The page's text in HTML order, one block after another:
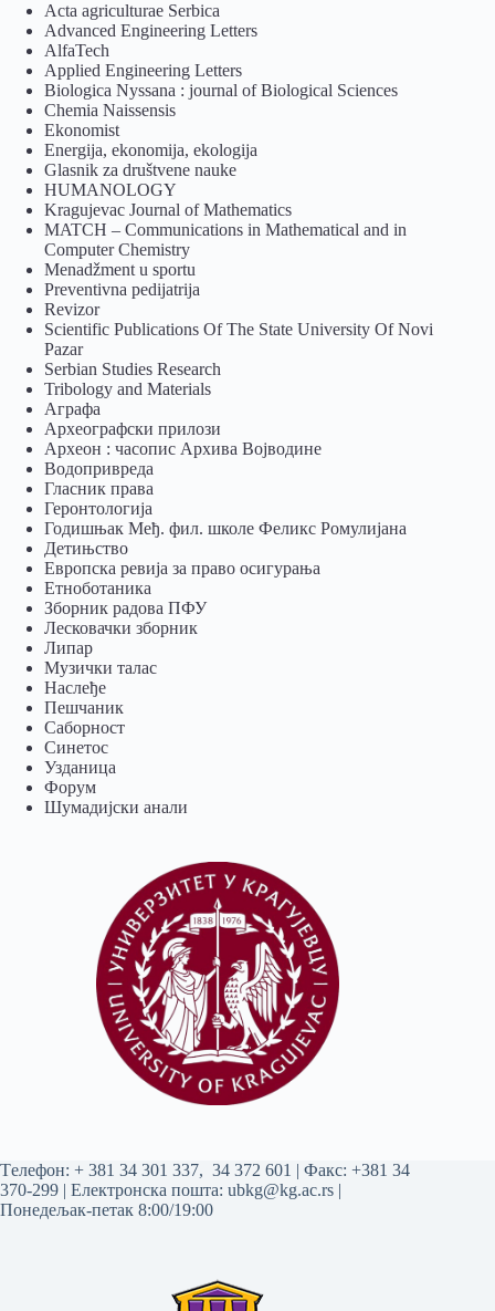
Acta agriculturae Serbica
Advanced Engineering Letters
AlfaTech
Applied Engineering Letters
Biologica Nyssana : journal of Biological Sciences
Chemia Naissensis
Ekonomist
Energija, ekonomija, ekologija
Glasnik za društvene nauke
HUMANOLOGY
Kragujevac Journal of Mathematics
MATCH – Communications in Mathematical and in
Computer Chemistry
Menadžment u sportu
Preventivna pedijatrija
Revizor
Scientific Publications Of The State University Of Novi
Pazar
Serbian Studies Research
Tribology and Materials
Аграфа
Археографски прилози
Археон : часопис Архива Војводине
Водопривреда
Гласник права
Геронтологија
Годишњак Међ. фил. школе Феликс Ромулијана
Детињство
Европска ревија за право осигурања
Eтноботаника
Зборник радова ПФУ
Лесковачки зборник
Липар
Музички талас
Наслеђе
Пешчаник
Саборност
Синетос
Узданица
Форум
Шумадијски анали
Tелефон: + 381 34 301 337, 34 372 601 | Факс: +381 34
370-299 | Електронска пошта: ubkg@kg.ac.rs |
Понедељак-петак 8:00/19:00